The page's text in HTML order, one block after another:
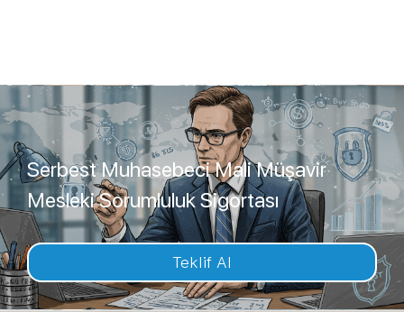
Serbest Muhasebeci Mali Müşavir
Mesleki Sorumluluk Sigortası
Teklif Al